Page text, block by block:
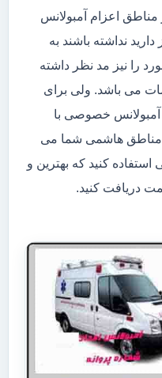
اعزام آمبولانس
نداشته باشند به
را نیز مد نظر داشته
می باشد. ولی برای
آمبولانس خصوصی با
مناطق هاشمی شما می
کنید که بهترین و
دریافت کنید.